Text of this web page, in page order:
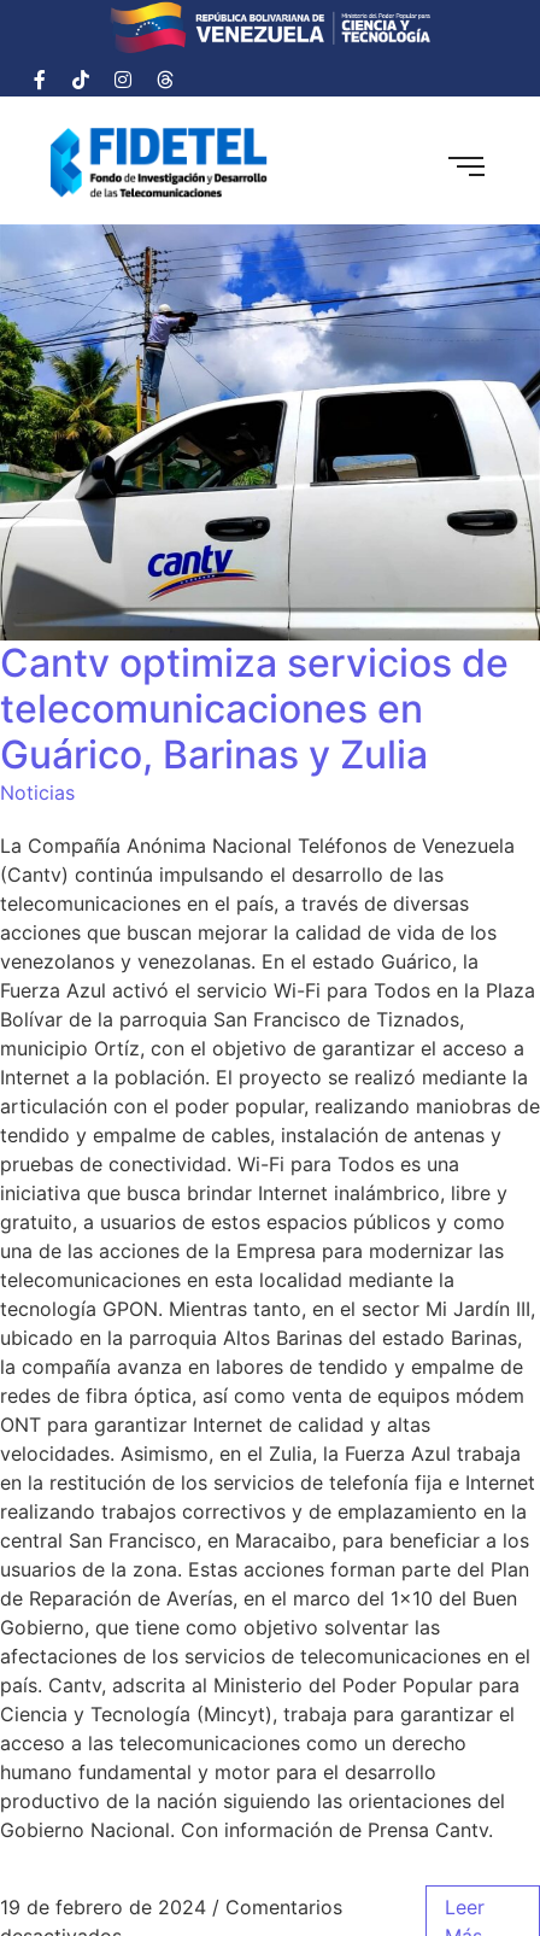
Cantv optimiza servicios de
telecomunicaciones en
Guárico, Barinas y Zulia
Noticias
La Compañía Anónima Nacional Teléfonos de Venezuela
(Cantv) continúa impulsando el desarrollo de las
telecomunicaciones en el país, a través de diversas
acciones que buscan mejorar la calidad de vida de los
venezolanos y venezolanas. En el estado Guárico, la
Fuerza Azul activó el servicio Wi-Fi para Todos en la Plaza
Bolívar de la parroquia San Francisco de Tiznados,
municipio Ortíz, con el objetivo de garantizar el acceso a
Internet a la población. El proyecto se realizó mediante la
articulación con el poder popular, realizando maniobras de
tendido y empalme de cables, instalación de antenas y
pruebas de conectividad. Wi-Fi para Todos es una
iniciativa que busca brindar Internet inalámbrico, libre y
gratuito, a usuarios de estos espacios públicos y como
una de las acciones de la Empresa para modernizar las
telecomunicaciones en esta localidad mediante la
tecnología GPON. Mientras tanto, en el sector Mi Jardín III,
ubicado en la parroquia Altos Barinas del estado Barinas,
la compañía avanza en labores de tendido y empalme de
redes de fibra óptica, así como venta de equipos módem
ONT para garantizar Internet de calidad y altas
velocidades. Asimismo, en el Zulia, la Fuerza Azul trabaja
en la restitución de los servicios de telefonía fija e Internet
realizando trabajos correctivos y de emplazamiento en la
central San Francisco, en Maracaibo, para beneficiar a los
usuarios de la zona. Estas acciones forman parte del Plan
de Reparación de Averías, en el marco del 1×10 del Buen
Gobierno, que tiene como objetivo solventar las
afectaciones de los servicios de telecomunicaciones en el
país. Cantv, adscrita al Ministerio del Poder Popular para
Ciencia y Tecnología (Mincyt), trabaja para garantizar el
acceso a las telecomunicaciones como un derecho
humano fundamental y motor para el desarrollo
productivo de la nación siguiendo las orientaciones del
Gobierno Nacional. Con información de Prensa Cantv.
19 de febrero de 2024 / Comentarios
Leer